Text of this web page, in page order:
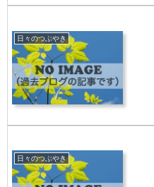
日々のつぶやき
日々のつぶやき